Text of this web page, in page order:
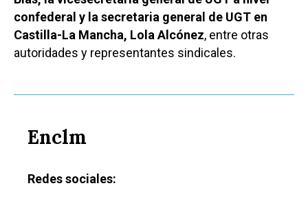
confederal y la secretaria general de UGT en
Castilla-La Mancha, Lola Alcónez, entre otras
autoridades y representantes sindicales.
Enclm
Redes sociales: